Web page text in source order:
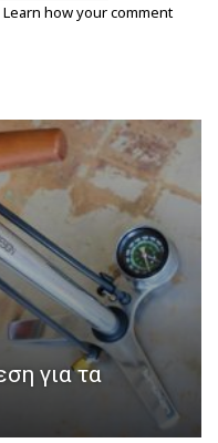
Learn how your comment
για τα